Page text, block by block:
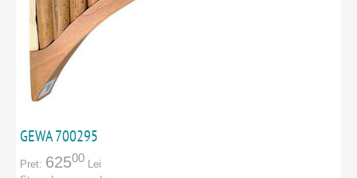
GEWA 700295
Pret: 62500 Lei